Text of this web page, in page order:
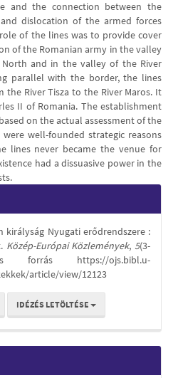
and the connection between the
dislocation of the armed forces
of the lines was to provide cover
of the Romanian army in the valley
and in the valley of the River
parallel with the border, the lines
the River Tisza to the River Maros. It
II of Romania. The establishment
on the actual assessment of the
well-founded strategic reasons
lines never became the venue for
had a dissuasive power in the
királyság Nyugati erődrendszere :
Közép-Európai Közlemények, 5(3-
https://ojs.bibl.u-
article/view/12123
IDÉZÉS LETÖLTÉSE